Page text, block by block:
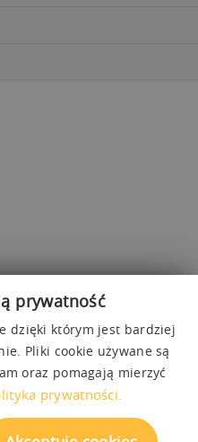
PAYMENTS:
prywatność
dzięki którym jest bardziej
Pliki cookie używane są
oraz pomagają mierzyć
prywatności.